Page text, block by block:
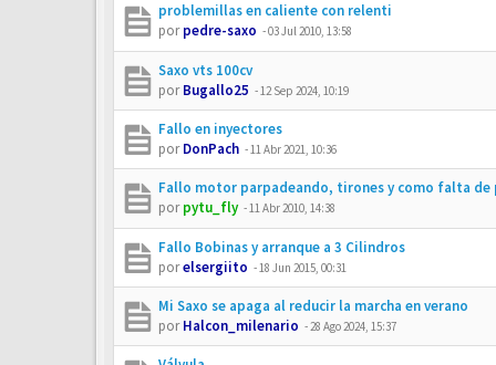
problemillas en caliente con relenti
porpedre-saxo -03 Jul 2010, 13:58
Saxo vts 100cv
porBugallo25 -12 Sep 2024, 10:19
Fallo en inyectores
porDonPach -11 Abr 2021, 10:36
Fallo motor parpadeando, tirones y como falta de
porpytu_fly -11 Abr 2010, 14:38
Fallo Bobinas y arranque a 3 Cilindros
porelsergiito -18 Jun 2015, 00:31
Mi Saxo se apaga al reducir la marcha en verano
porHalcon_milenario -28 Ago 2024, 15:37